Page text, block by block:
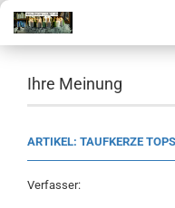
Ihre Meinung
ARTIKEL: TAUFKERZE
Verfasser: